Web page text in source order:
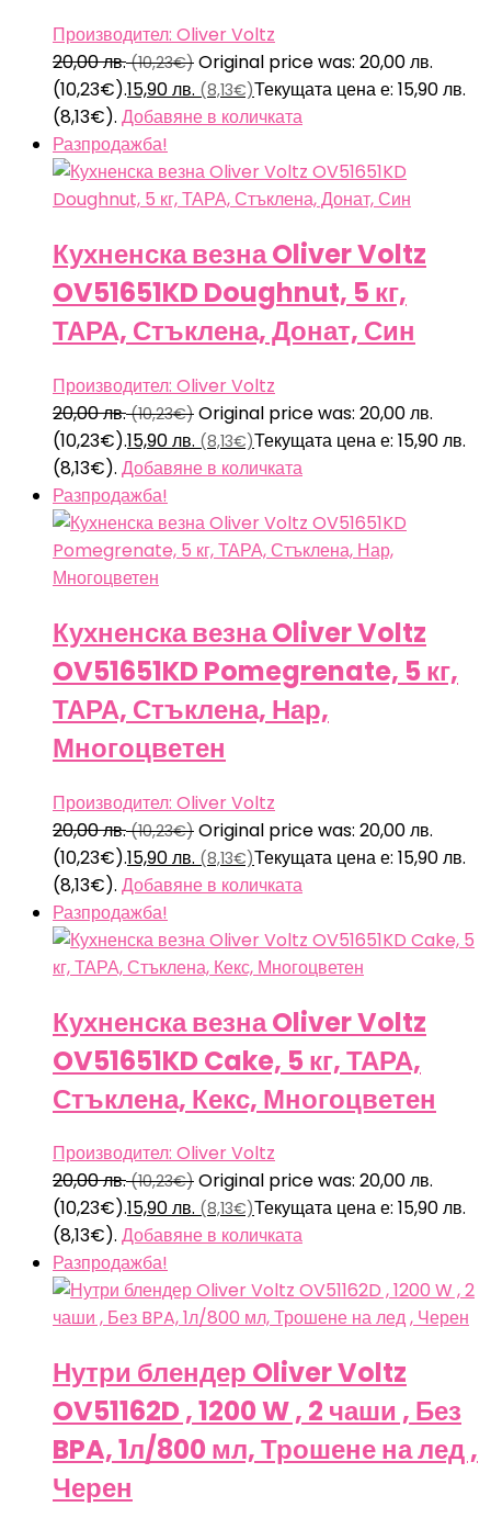
Производител: Oliver Voltz
20,00лв.(10,23€) Original price was: 20,00 лв.
(10,23€).15,90лв. (8,13€)Текущата цена е: 15,90 лв.
(8,13€). Добавяне в количката
Разпродажба!
Кухненска везна Oliver Voltz
OV51651KD Doughnut, 5 кг,
ТАРА, Стъклена, Донат, Син
Производител: Oliver Voltz
20,00лв.(10,23€) Original price was: 20,00 лв.
(10,23€).15,90лв. (8,13€)Текущата цена е: 15,90 лв.
(8,13€). Добавяне в количката
Разпродажба!
Кухненска везна Oliver Voltz
OV51651KD Pomegrenate, 5 кг,
ТАРА, Стъклена, Нар,
Многоцветен
Производител: Oliver Voltz
20,00лв.(10,23€) Original price was: 20,00 лв.
(10,23€).15,90лв. (8,13€)Текущата цена е: 15,90 лв.
(8,13€). Добавяне в количката
Разпродажба!
Кухненска везна Oliver Voltz
OV51651KD Cake, 5 кг, ТАРА,
Стъклена, Кекс, Многоцветен
Производител: Oliver Voltz
20,00лв.(10,23€) Original price was: 20,00 лв.
(10,23€).15,90лв. (8,13€)Текущата цена е: 15,90 лв.
(8,13€). Добавяне в количката
Разпродажба!
Нутри блендер Oliver Voltz
OV51162D , 1200 W , 2 чаши , Без
BPA, 1л/800 мл, Трошене на лед ,
Черен